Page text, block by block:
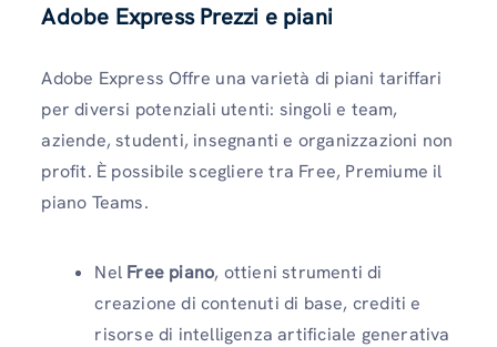
Adobe Express Prezzi e piani
Adobe Express Offre una varietà di piani tariffari
per diversi potenziali utenti: singoli e team,
aziende, studenti, insegnanti e organizzazioni non
profit. È possibile scegliere tra Free, Premiume il
piano Teams.
Nel Free piano, ottieni strumenti di
creazione di contenuti di base, crediti e
risorse di intelligenza artificiale generativa